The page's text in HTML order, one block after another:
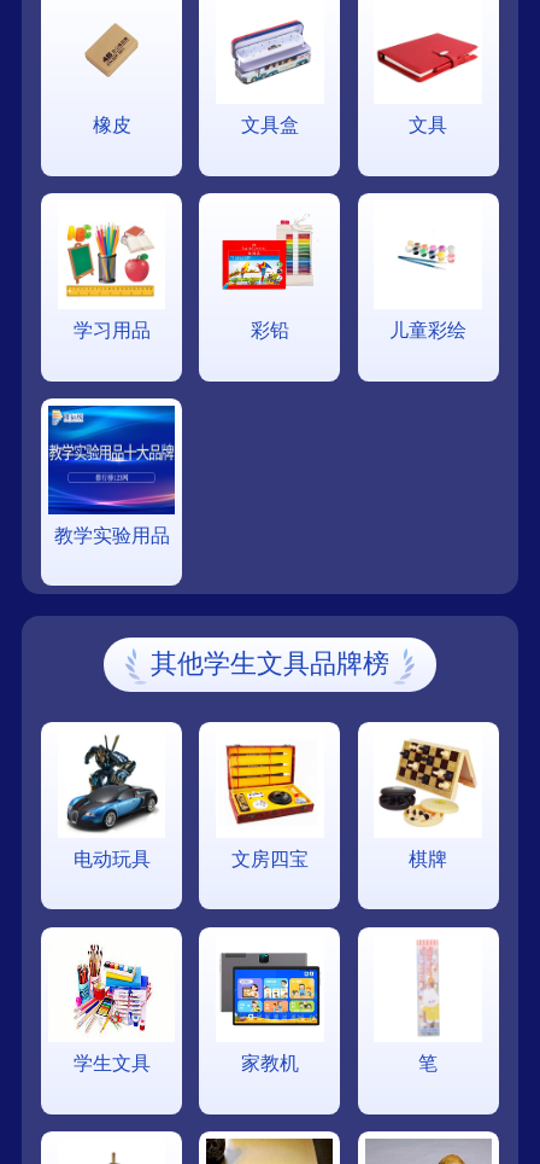
橡皮 文具盒 文具
学习用品 彩铅 儿童彩绘
教学实验用品
其他学生文具品牌榜
电动玩具 文房四宝 棋牌
学生文具 家教机 笔